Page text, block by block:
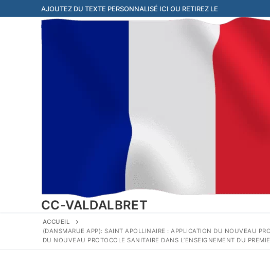
au
AJOUTEZ DU TEXTE PERSONNALISÉ ICI OU RETIREZ LE
CC-VALDALBRET
ACCUEIL
(DANSMARUE APP): SAINT APOLLINAIRE : APPLICATION DU NOUVEAU
DU NOUVEAU PROTOCOLE SANITAIRE DANS L’ENSEIGNEMENT DU